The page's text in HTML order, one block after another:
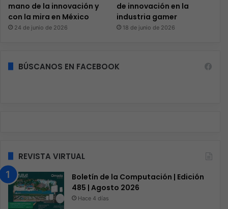
mano de la innovación y
con la mira en México
24 de junio de 2026
de innovación en la
industria gamer
18 de junio de 2026
BÚSCANOS EN FACEBOOK
REVISTA VIRTUAL
Boletín de la Computación | Edición
485 | Agosto 2026
Hace 4 días